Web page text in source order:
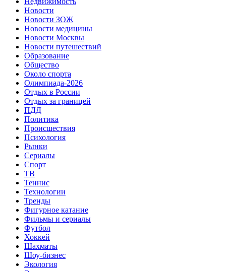
Новости
Новости ЗОЖ
Новости медицины
Новости Москвы
Новости путешествий
Образование
Общество
Около спорта
Олимпиада-2026
Отдых в России
Отдых за границей
ПДД
Политика
Происшествия
Психология
Рынки
Сериалы
Спорт
ТВ
Теннис
Технологии
Тренды
Фигурное катание
Фильмы и сериалы
Футбол
Хоккей
Шахматы
Шоу-бизнес
Экология